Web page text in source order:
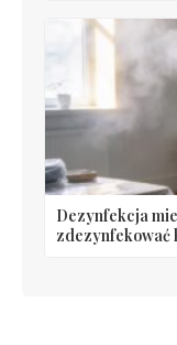
Dezynfekcja
zdezynfekować